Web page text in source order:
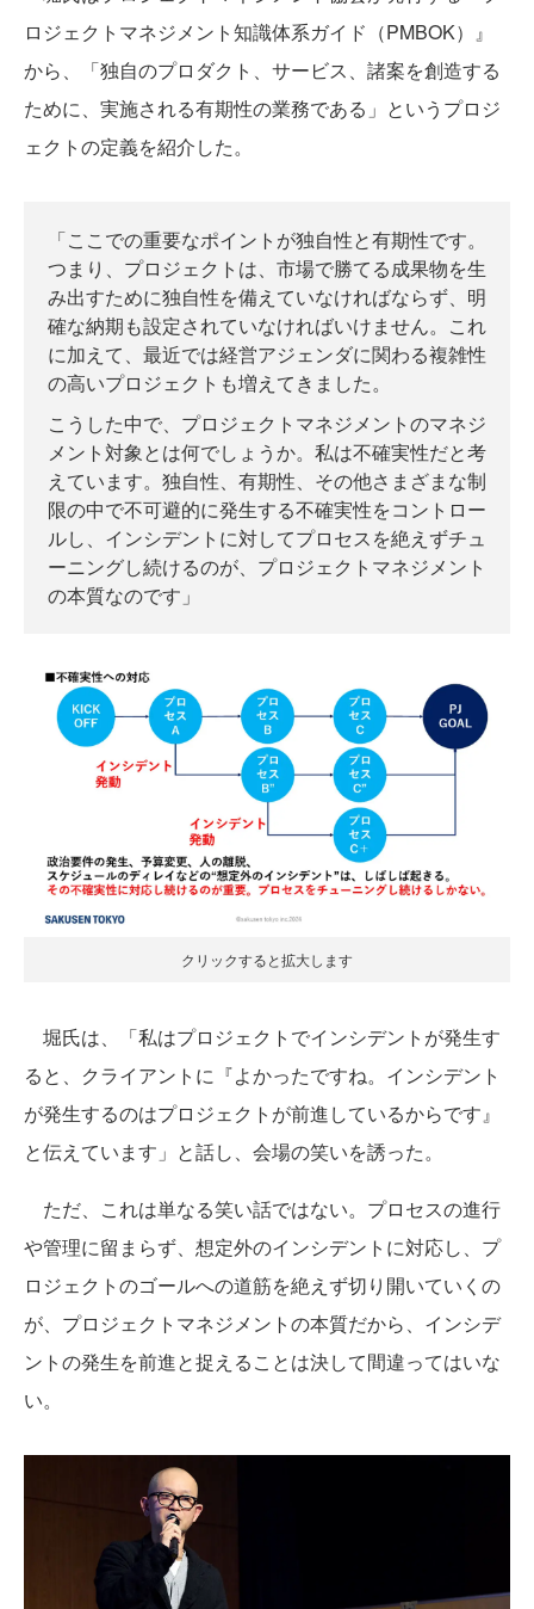
ロジェクトマネジメント知識体系ガイド（PMBOK）』
から、「独自のプロダクト、サービス、諸案を創造する
ために、実施される有期性の業務である」というプロジ
ェクトの定義を紹介した。
「ここでの重要なポイントが独自性と有期性です。
つまり、プロジェクトは、市場で勝てる成果物を生
み出すために独自性を備えていなければならず、明
確な納期も設定されていなければいけません。これ
に加えて、最近では経営アジェンダに関わる複雑性
の高いプロジェクトも増えてきました。
こうした中で、プロジェクトマネジメントのマネジ
メント対象とは何でしょうか。私は不確実性だと考
えています。独自性、有期性、その他さまざまな制
限の中で不可避的に発生する不確実性をコントロー
ルし、インシデントに対してプロセスを絶えずチュ
ーニングし続けるのが、プロジェクトマネジメント
の本質なのです」
クリックすると拡大します
堀氏は、「私はプロジェクトでインシデントが発生す
ると、クライアントに『よかったですね。インシデント
が発生するのはプロジェクトが前進しているからです』
と伝えています」と話し、会場の笑いを誘った。
ただ、これは単なる笑い話ではない。プロセスの進行
や管理に留まらず、想定外のインシデントに対応し、プ
ロジェクトのゴールへの道筋を絶えず切り開いていくの
が、プロジェクトマネジメントの本質だから、インシデ
ントの発生を前進と捉えることは決して間違ってはいな
い。